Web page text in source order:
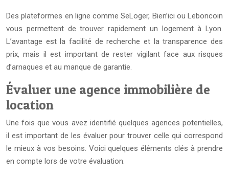
Des plateformes en ligne comme SeLoger, Bien’ici ou Leboncoin
vous permettent de trouver rapidement un logement à Lyon.
L’avantage est la facilité de recherche et la transparence des
prix, mais il est important de rester vigilant face aux risques
d’arnaques et au manque de garantie.
Évaluer une agence immobilière de
location
Une fois que vous avez identifié quelques agences potentielles,
il est important de les évaluer pour trouver celle qui correspond
le mieux à vos besoins. Voici quelques éléments clés à prendre
en compte lors de votre évaluation.